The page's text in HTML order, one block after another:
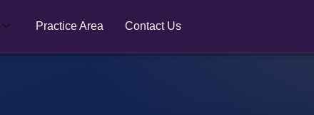
Practice Area Contact Us